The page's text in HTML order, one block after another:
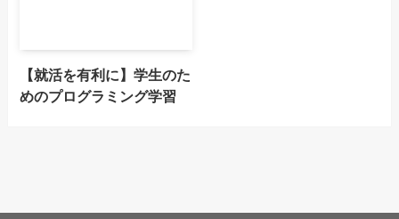
【就活を有利に】学生のた
めのプログラミング学習